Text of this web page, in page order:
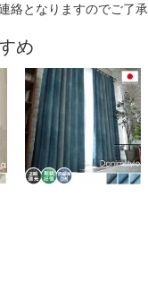
絡となりますのでご了承
め